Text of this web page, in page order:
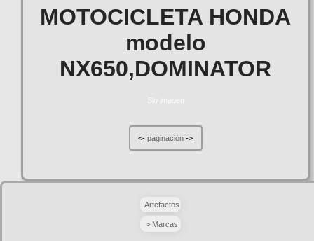
MOTOCICLETA HONDA
modelo
NX650,DOMINATOR
Sin imagen
<-paginación ->
Artefactos
> Marcas